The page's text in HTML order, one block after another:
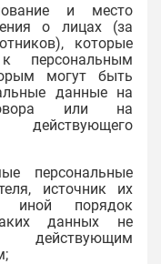
и место
о лицах (за
которые
персональным
могут быть
данные на
или на
персональные
источник их
иной порядок
данных не
действующим